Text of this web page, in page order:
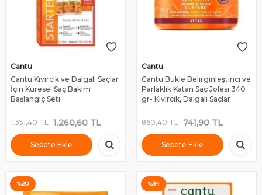
Cantu
Cantu Kıvırcık ve Dalgalı Saçlar
İçin Küresel Saç Bakım
Başlangıç Seti
1.351,40TL 1.260,60 TL
Sepete Ekle
Cantu
Cantu Bukle Belirginleştirici ve
Parlaklık Katan Saç Jölesi 340
gr- Kıvırcık, Dalgalı Saçlar
860,40TL 741,90 TL
Sepete Ekle
%20 %34